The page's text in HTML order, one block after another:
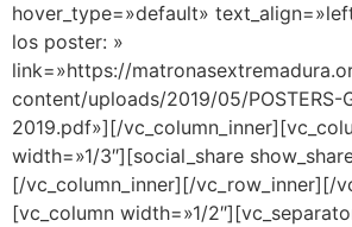
hover_type=»default»
los poster: »
link=»https://
content/uploads/2019/05/POSTERS-
2019.pdf»][/
width=»1/3″][social_share
[/vc_column_inner][/vc_row_inner][/
[vc_column width=»1/